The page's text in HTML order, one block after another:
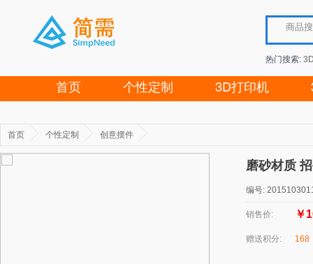
热门搜索:
首页 个性定制 3D打印机
首页 个性定制 创意摆件
磨砂材质
编号:
销售价: ￥
赠送积分: 168